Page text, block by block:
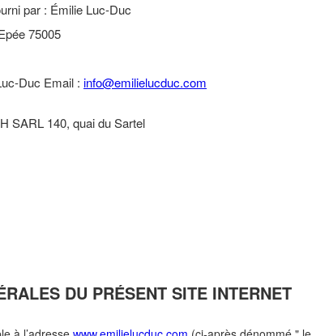
par : Émilie Luc-Duc
75005
Duc Email : info@emilielucduc.com
SARL 140, quai du Sartel
DU PRÉSENT SITE INTERNET